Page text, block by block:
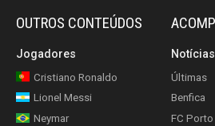
OUTROS CONTEÚDOS
Jogadores
Cristiano Ronaldo
Lionel Messi
Neymar
Notícias
Últimas
Benfica
FC Porto